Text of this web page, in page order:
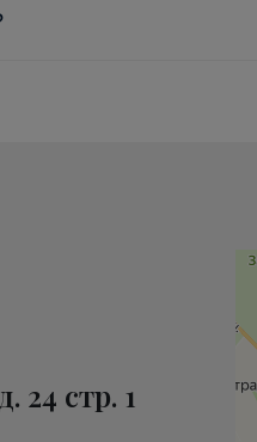
24 стр. 1